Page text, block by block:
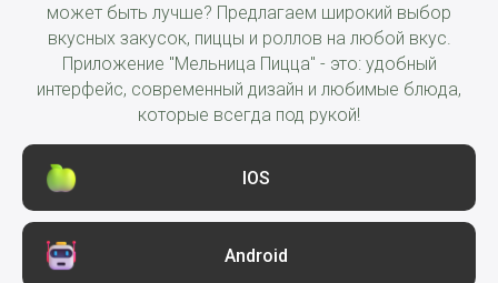
может быть лучше? Предлагаем широкий выбор
вкусных закусок, пиццы и роллов на любой вкус.
Приложение "Мельница Пицца" - это: удобный
интерфейс, современный дизайн и любимые блюда,
которые всегда под рукой!
IOS
Android